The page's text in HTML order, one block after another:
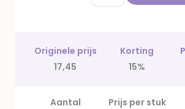
Originele prijs Korting
17,45
15%
Aantal Prijs per stuk